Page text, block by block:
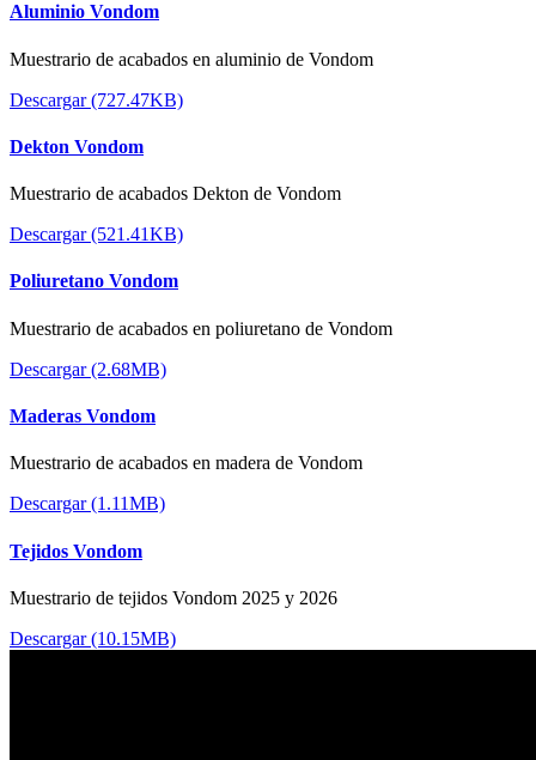
Aluminio Vondom
Muestrario de acabados en aluminio de Vondom
Descargar (727.47KB)
Dekton Vondom
Muestrario de acabados Dekton de Vondom
Descargar (521.41KB)
Poliuretano Vondom
Muestrario de acabados en poliuretano de Vondom
Descargar (2.68MB)
Maderas Vondom
Muestrario de acabados en madera de Vondom
Descargar (1.11MB)
Tejidos Vondom
Muestrario de tejidos Vondom 2025 y 2026
Descargar (10.15MB)